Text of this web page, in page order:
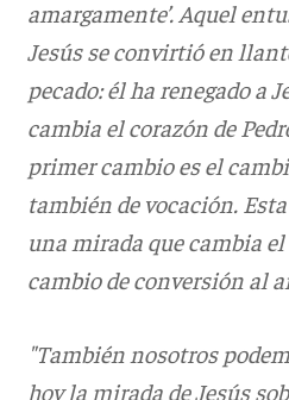
amargamente’. Aquel
Jesús se convirtió en
pecado: él ha renegado a
cambia el corazón de
primer cambio es el
también de vocación.
una mirada que cambia
cambio de conversión al
"También nosotros
hoy la mirada de Jesús